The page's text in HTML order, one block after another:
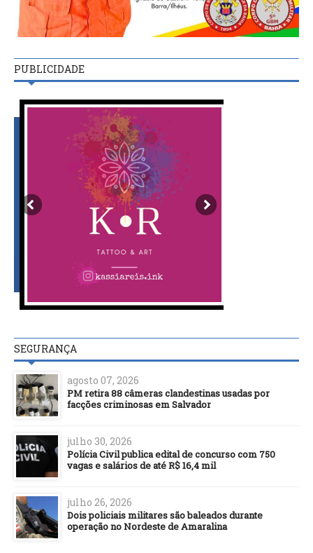
PUBLICIDADE
SEGURANÇA
agosto 07, 2026
PM retira 88 câmeras clandestinas usadas por
facções criminosas em Salvador
julho 30, 2026
Polícia Civil publica edital de concurso com 750
vagas e salários de até R$ 16,4 mil
julho 26, 2026
Dois policiais militares são baleados durante
operação no Nordeste de Amaralina